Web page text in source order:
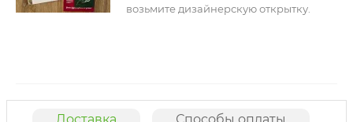
возьмите дизайнерскую открытку.